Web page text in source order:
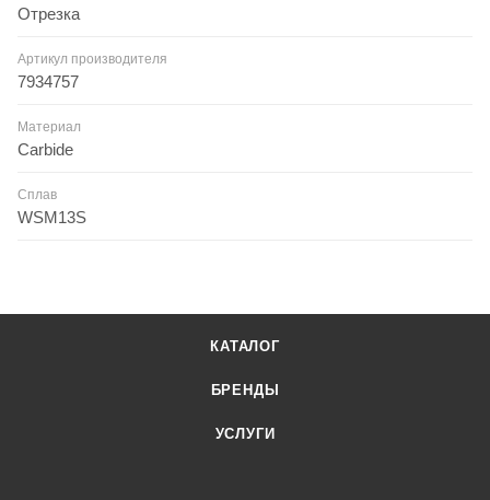
Отрезка
Артикул производителя
7934757
Материал
Carbide
Сплав
WSM13S
КАТАЛОГ
БРЕНДЫ
УСЛУГИ